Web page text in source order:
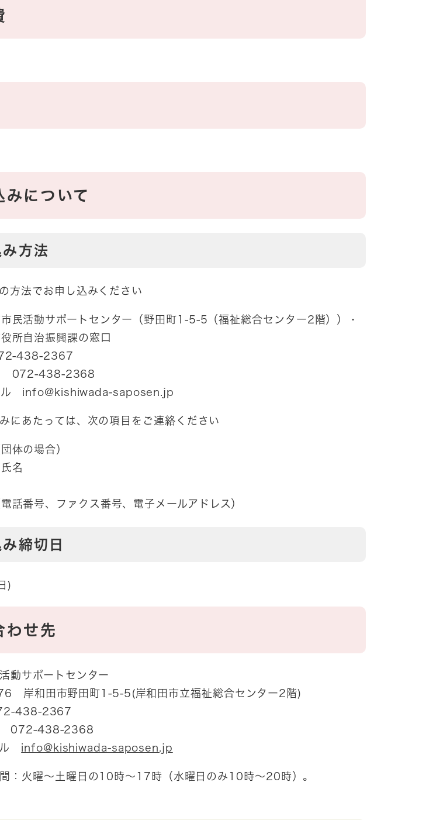
みについて
方法
方法でお申し込みください
民活動サポートセンター（野田町1-5-5（福祉総合センター2階））・
所自治振興課の窓口
438-2367
072-438-2368
ル info@kishiwada-saposen.jp
にあたっては、次の項目をご連絡ください
体の場合）
名
話番号、ファクス番号、電子メールアドレス）
締切日
)
わせ先
動サポートセンター
岸和田市野田町1-5-5(岸和田市立福祉総合センター2階)
438-2367
438-2368
info@kishiwada-saposen.jp
：火曜～土曜日の10時～17時（水曜日のみ10時～20時）。